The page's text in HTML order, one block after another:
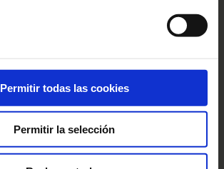
Permitir todas las cookies
Permitir la selección